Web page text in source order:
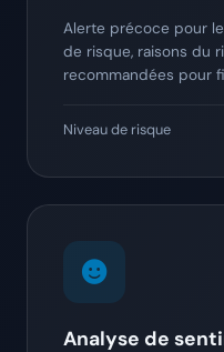
Alerte précoce pour
de risque, raisons du
recommandées pour
Niveau de risque
Analyse de